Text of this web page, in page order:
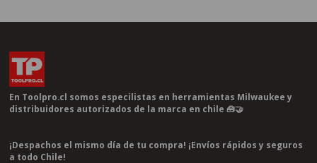
En Toolpro.cl somos especilistas en herramientas Milwaukee y
distribuidores autorizados de la marca en chile 🧰🤝
¡Despachos el mismo día de tu compra! ¡Envíos rápidos y seguros
a todo Chile!